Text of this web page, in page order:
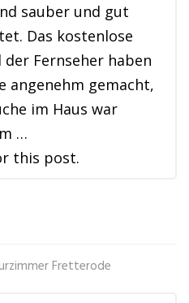
sauber und gut
Das kostenlose
der Fernseher haben
angenehm gemacht,
im Haus war
…
this post.
Fretterode